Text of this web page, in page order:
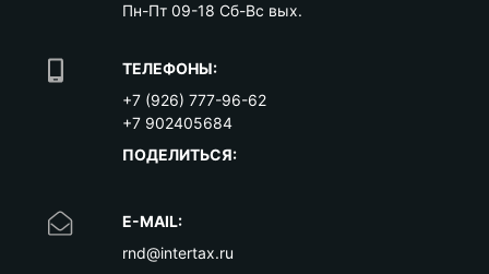
Пн-Пт 09-18 Сб-Вс вых.
ТЕЛЕФОНЫ:
+7 (926) 777-96-62
+7 902405684
ПОДЕЛИТЬСЯ:
E-MAIL:
rnd@intertax.ru